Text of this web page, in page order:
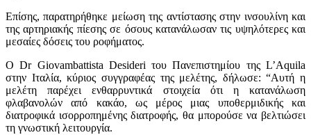
Επίσης, παρατηρήθηκε μείωση της αντίστασης στην ινσουλίνη και
της αρτηριακής πίεσης σε όσους κατανάλωσαν τις υψηλότερες και
μεσαίες δόσεις του ροφήματος.
Ο Dr Giovambattista Desideri του Πανεπιστημίου της L’Aquila
στην Ιταλία, κύριος συγγραφέας της μελέτης, δήλωσε: “Αυτή η
μελέτη παρέχει ενθαρρυντικά στοιχεία ότι η κατανάλωση
φλαβανολών από κακάο, ως μέρος μιας υποθερμιδικής και
διατροφικά ισορροπημένης διατροφής, θα μπορούσε να βελτιώσει
τη γνωστική λειτουργία.